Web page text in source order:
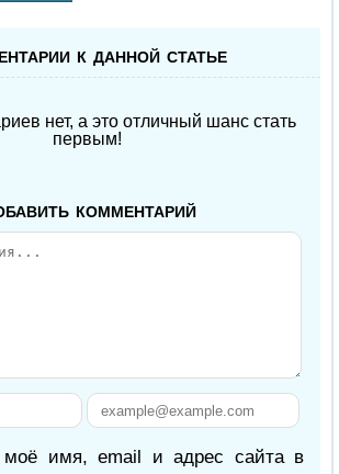
к данной статье
нет, а это отличный шанс стать
первым!
комментарий
моё имя, email и адрес сайта в